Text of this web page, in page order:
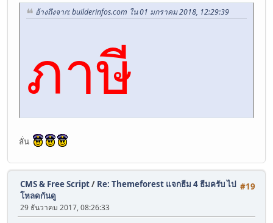
อ้างถึงจาก: builderinfos.com ใน 01 มกราคม 2018, 12:29:39
ภาษี
ลั่น
#19
CMS & Free Script/ Re: Themeforest แจกธีม 4 ธีมครับ ไป
โหลดกันดู
29 ธันวาคม 2017, 08:26:33